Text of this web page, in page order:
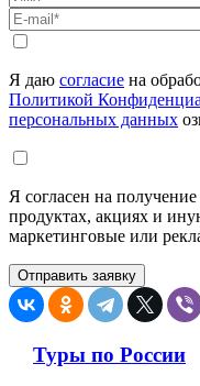
Я даю согласие на
Политикой
персональных данных
Я согласен на
продуктах, акциях и
маркетинговые или
Туры по России